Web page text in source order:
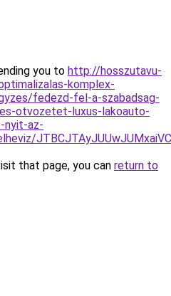
you to http://hosszutavu-
komplex-
fedezd-fel-a-szabadsag-
otvozetet-luxus-lakoauto-
nyit-az-
that page, you can return to